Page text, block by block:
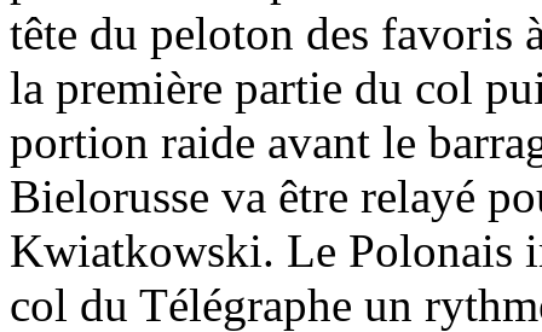
tête du peloton des favoris
la première partie du col
portion raide avant le
Bielorusse va être relayé
Kwiatkowski. Le Polonais
col du Télégraphe un